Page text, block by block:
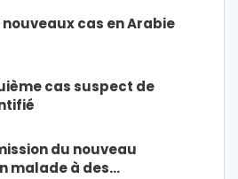
cas en Arabie
cas suspect de
du nouveau
malade à des…